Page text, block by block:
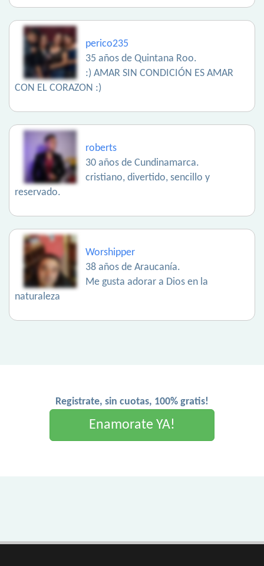
perico235
35 años de Quintana Roo.
:) AMAR SIN CONDICIÓN ES AMAR
CON EL CORAZON :)
roberts
30 años de Cundinamarca.
cristiano, divertido, sencillo y
reservado.
Worshipper
38 años de Araucanía.
Me gusta adorar a Dios en la
naturaleza
Registrate, sin cuotas, 100% gratis!
Enamorate YA!